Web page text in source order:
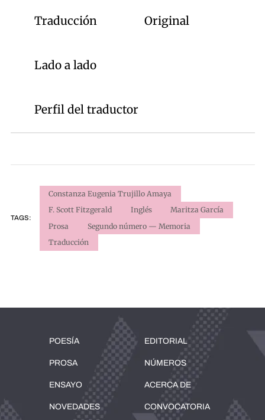
Traducción Original
Lado a lado
Perfil del traductor
TAGS:
Constanza Eugenia Trujillo Amaya
F. Scott Fitzgerald
Inglés
Maritza García
Prosa
Segundo número — Memoria
Traducción
POESÍA
PROSA
ENSAYO
NOVEDADES
EDITORIAL
NÚMEROS
ACERCA DE
CONVOCATORIA